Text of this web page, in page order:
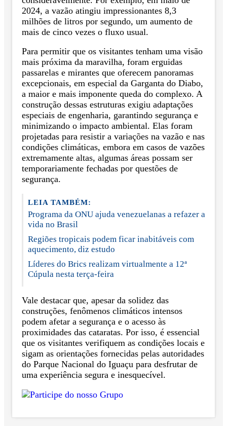
2024, a vazão atingiu impressionantes 8,3
milhões de litros por segundo, um aumento de
mais de cinco vezes o fluxo usual.
Para permitir que os visitantes tenham uma visão
mais próxima da maravilha, foram erguidas
passarelas e mirantes que oferecem panoramas
excepcionais, em especial da Garganta do Diabo,
a maior e mais imponente queda do complexo. A
construção dessas estruturas exigiu adaptações
especiais de engenharia, garantindo segurança e
minimizando o impacto ambiental. Elas foram
projetadas para resistir a variações na vazão e nas
condições climáticas, embora em casos de vazões
extremamente altas, algumas áreas possam ser
temporariamente fechadas por questões de
segurança.
LEIA TAMBÉM:
Programa da ONU ajuda venezuelanas a refazer a
vida no Brasil
Regiões tropicais podem ficar inabitáveis com
aquecimento, diz estudo
Líderes do Brics realizam virtualmente a 12ª
Cúpula nesta terça-feira
Vale destacar que, apesar da solidez das
construções, fenômenos climáticos intensos
podem afetar a segurança e o acesso às
proximidades das cataratas. Por isso, é essencial
que os visitantes verifiquem as condições locais e
sigam as orientações fornecidas pelas autoridades
do Parque Nacional do Iguaçu para desfrutar de
uma experiência segura e inesquecível.